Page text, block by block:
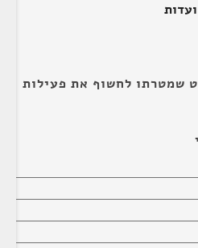
ועדות
שמטרתו לחשוף את פעילות